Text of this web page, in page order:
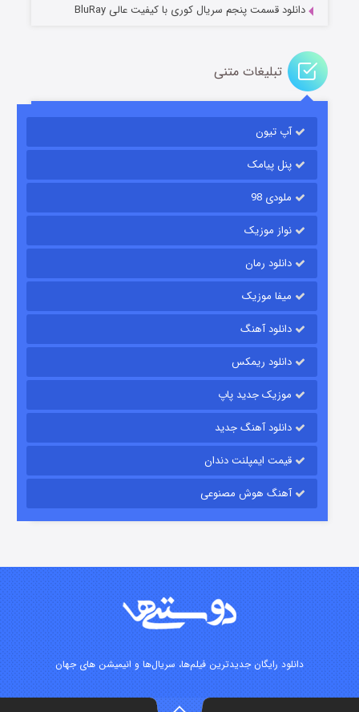
مردگان متحرک: شهر مرده ۳
قسمت۲ (زیرنویس) منتشر شد
قسمت۷ (زیرنویس) منتشر شد
شوگر فصل ۲
دانلود قسمت پنجم سریال کوری با کیفیت عالی BluRay
تبلیغات متنی
آپ تیون
پنل پیامک
ملودی 98
نواز موزیک
دانلود رمان
میفا موزیک
دانلود آهنگ
دانلود ریمکس
موزیک جدید پاپ
دانلود آهنگ جدید
قیمت ایمپلنت دندان
آهنگ هوش مصنوعی
دانلود رایگان جدیدترین فیلم‌ها، سریال‌ها و انیمیشن های جهان